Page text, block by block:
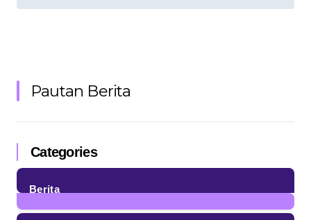
Pautan Berita
Categories
Berita
85Posts